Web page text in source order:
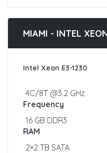
MIAMI - INTEL
Intel Xeon E3-1230
4C/8T @3.2 GHz
Frequency
16 GB DDR3
RAM
2×2 TB SATA